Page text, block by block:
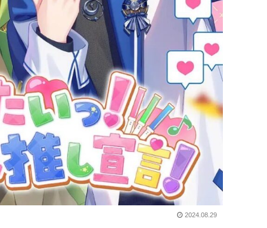
2024.08.29